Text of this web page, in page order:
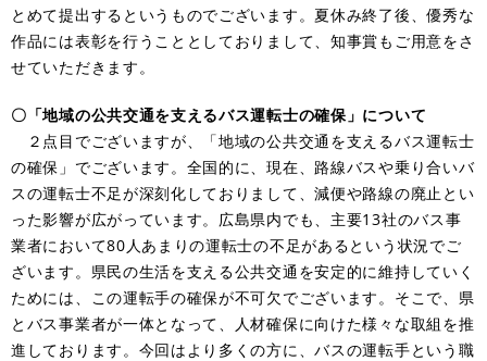
とめて提出するというものでございます。夏休み終了後、優秀な
作品には表彰を行うこととしておりまして、知事賞もご用意をさ
せていただきます。
〇「地域の公共交通を支えるバス運転士の確保」について
２点目でございますが、「地域の公共交通を支えるバス運転士
の確保」でございます。全国的に、現在、路線バスや乗り合いバ
スの運転士不足が深刻化しておりまして、減便や路線の廃止とい
った影響が広がっています。広島県内でも、主要13社のバス事
業者において80人あまりの運転士の不足があるという状況でご
ざいます。県民の生活を支える公共交通を安定的に維持していく
ためには、この運転手の確保が不可欠でございます。そこで、県
とバス事業者が一体となって、人材確保に向けた様々な取組を推
進しております。今回はより多くの方に、バスの運転手という職